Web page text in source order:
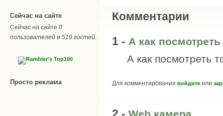
Сейчас на сайте
Сейчас на сайте 0
пользователей и 519 гостей.
Просто реклама
Комментарии
1 - А как посмотреть
А как посмотреть
Для комментирования войдите или